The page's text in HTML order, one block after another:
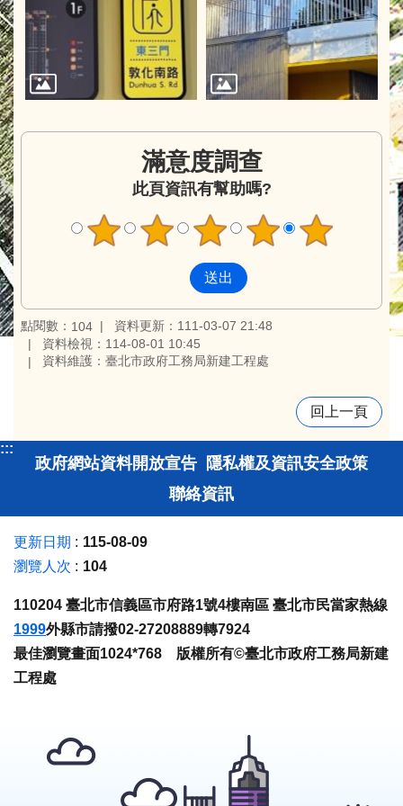
滿意度調查
此頁資訊有幫助嗎?
點閱數： 104
資料更新：111-03-07 21:48
資料檢視：114-08-01 10:45
資料維護：臺北市政府工務局新建工程處
回上一頁
:::
政府網站資料開放宣告 隱私權及資訊安全政策
聯絡資訊
更新日期
115-08-09
瀏覽人次
104
110204 臺北市信義區市府路1號4樓南區 臺北市民當家熱線
1999外縣市請撥02-27208889轉7924
最佳瀏覽畫面1024*768 版權所有©臺北市政府工務局新建
工程處